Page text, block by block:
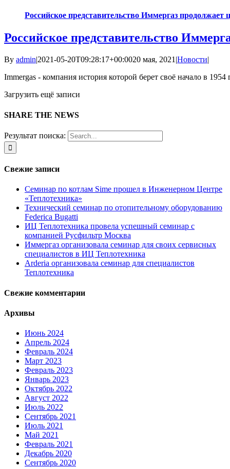
Российское представительство Иммергаз
Российское представительство
By admin|2021-05-20T09:28:17+00:0020 мая, 2021 |Новости|
Immergas - компания история которой берет своё начало в
Загрузить ещё записи
SHARE THE NEWS
Результат поиска:
Свежие записи
Семинар по котлам Sime прошел в Инженерном Центре
«Теплотехника»
Технический семинар по отопительному оборудованию
Federica Bugatti
ИЦ Теплотехника провела успешный семинар с
компанией Русфильтр Москва
Иммергаз организовала семинар для своих сервисных
специалистов в ИЦ Теплотехника
Arderia организовала семинар для специалистов
Теплотехника
Свежие комментарии
Архивы
Июнь 2024
Апрель 2024
Февраль 2024
Март 2023
Февраль 2023
Январь 2023
Октябрь 2022
Август 2022
Июль 2022
Сентябрь 2021
Июль 2021
Май 2021
Февраль 2021
Декабрь 2020
Сентябрь 2020